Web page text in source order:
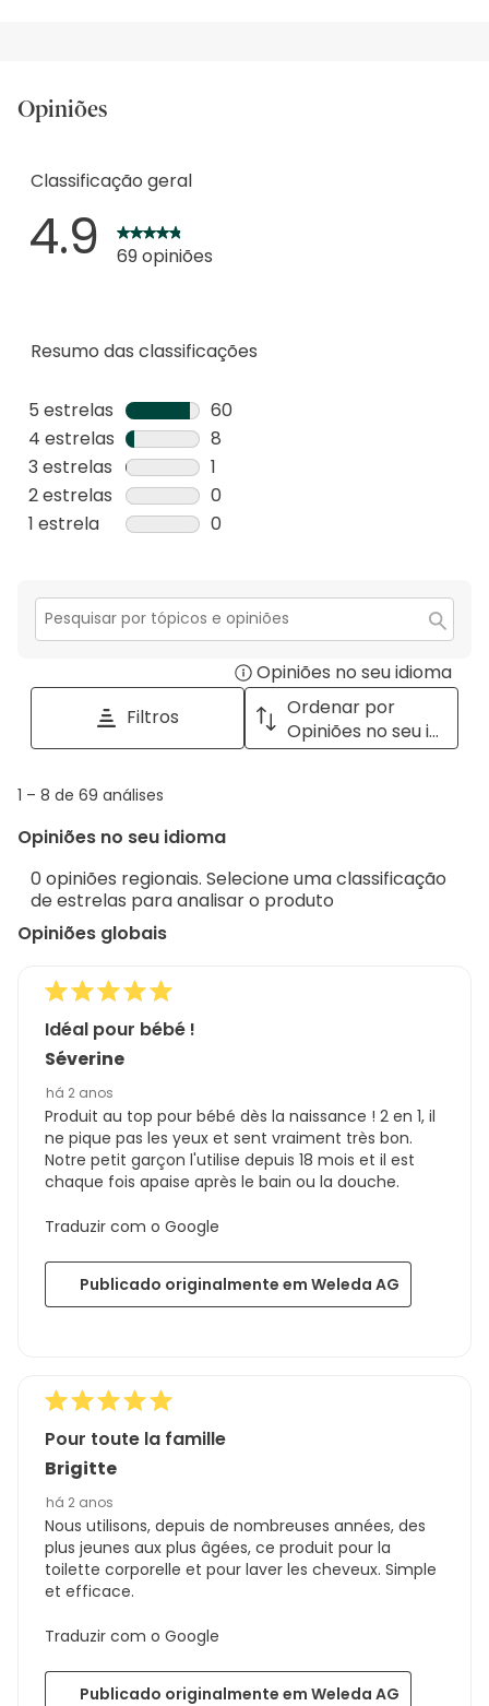
Opiniões
Resumo das classificações
5 estrelas estrelas
60
60
análises
com
5
4 estrelas estrelas
8
8
análises
com
3 estrelas estrelas
1
1
análise
estrelas.
2 estrelas estrelas
0
0
2
estrelas.
1 estrela estrelas
0
com
1
Classificação geral
4.9 69 opiniões
Secção
Opiniões no seu idioma
a
with
Filtros
Ordenar por
Opiniões no seu idioma
1
8
69
análises
1 – 8 de 69 análises
Opiniões no seu idioma
0 opiniões regionais. Selecione uma classificação
de estrelas para analisar o produto
Opiniões globais
Idéal pour bébé !
Séverine
há 2 anos
Produit au top pour bébé dès la naissance ! 2 en 1, il
ne pique pas les yeux et sent vraiment très bon.
Notre petit garçon l'utilise depuis 18 mois et il est
chaque fois apaise après le bain ou la douche.
Traduzir com o Google
Publicado originalmente em Weleda AG
Pour toute la famille
Brigitte
há 2 anos
Nous utilisons, depuis de nombreuses années, des
plus jeunes aux plus âgées, ce produit pour la
toilette corporelle et pour laver les cheveux. Simple
et efficace.
Traduzir com o Google
Publicado originalmente em Weleda AG